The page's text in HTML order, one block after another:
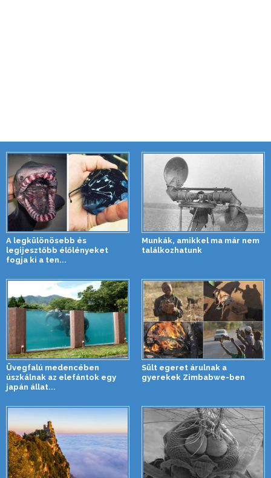
A legkülönösebb és
legijesztőbb élőlényeket
fogja ki a ten...
Munkák, amikkel ma már nem
találkozhatunk
Üvegfalú medencében
úszkálnak az elefántok egy
japán állat...
Sült egeret árulnak a
gyerekek Zimbabwe-ben